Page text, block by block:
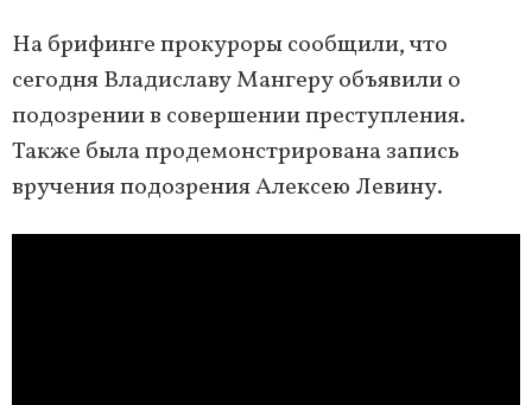
На брифинге прокуроры сообщили, что
сегодня Владиславу Мангеру объявили о
подозрении в совершении преступления.
Также была продемонстрирована запись
вручения подозрения Алексею Левину.